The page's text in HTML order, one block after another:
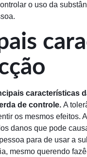
o uso da
características
de controle. A
os mesmos efeitos.
danos que pode
para de usar a
mesmo querendo